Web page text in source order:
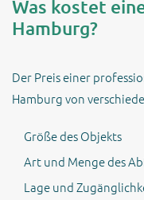
Was kostet
Hamburg?
Der Preis einer
Hamburg von
Größe des Objekts
Art und Menge des
Lage und